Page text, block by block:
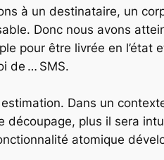
à un destinataire, un
Donc nous avons
pour être livrée en l’état
de … SMS.
Dans un
découpage, plus il sera
atomique